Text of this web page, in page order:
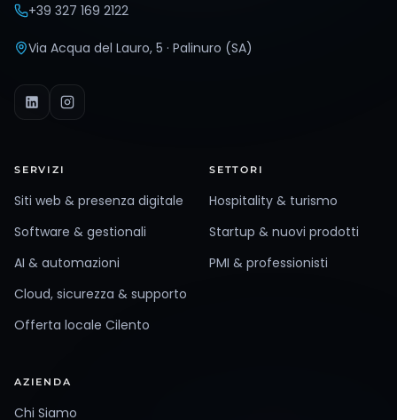
+39 327 169 2122
Via Acqua del Lauro, 5 · Palinuro (SA)
SERVIZI
Siti web & presenza digitale
Software & gestionali
AI & automazioni
Cloud, sicurezza & supporto
Offerta locale Cilento
SETTORI
Hospitality & turismo
Startup & nuovi prodotti
PMI & professionisti
AZIENDA
Chi Siamo